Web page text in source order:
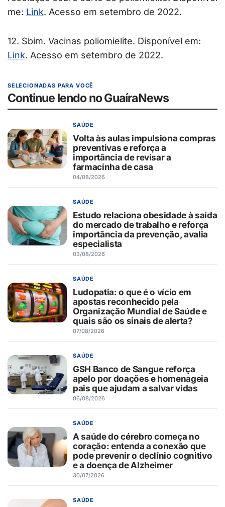
me: Link. Acesso em setembro de 2022.
12. Sbim. Vacinas poliomielite. Disponível em:
Link. Acesso em setembro de 2022.
SELECIONADAS PARA VOCÊ
Continue lendo no GuaíraNews
SAÚDE
Volta às aulas impulsiona compras
preventivas e reforça a
importância de revisar a
farmacinha de casa
04/08/2026
SAÚDE
Estudo relaciona obesidade à saída
do mercado de trabalho e reforça
importância da prevenção, avalia
especialista
03/08/2026
SAÚDE
Ludopatia: o que é o vício em
apostas reconhecido pela
Organização Mundial de Saúde e
quais são os sinais de alerta?
07/08/2026
SAÚDE
GSH Banco de Sangue reforça
apelo por doações e homenageia
pais que ajudam a salvar vidas
06/08/2026
SAÚDE
A saúde do cérebro começa no
coração: entenda a conexão que
pode prevenir o declínio cognitivo
e a doença de Alzheimer
30/07/2026
SAÚDE